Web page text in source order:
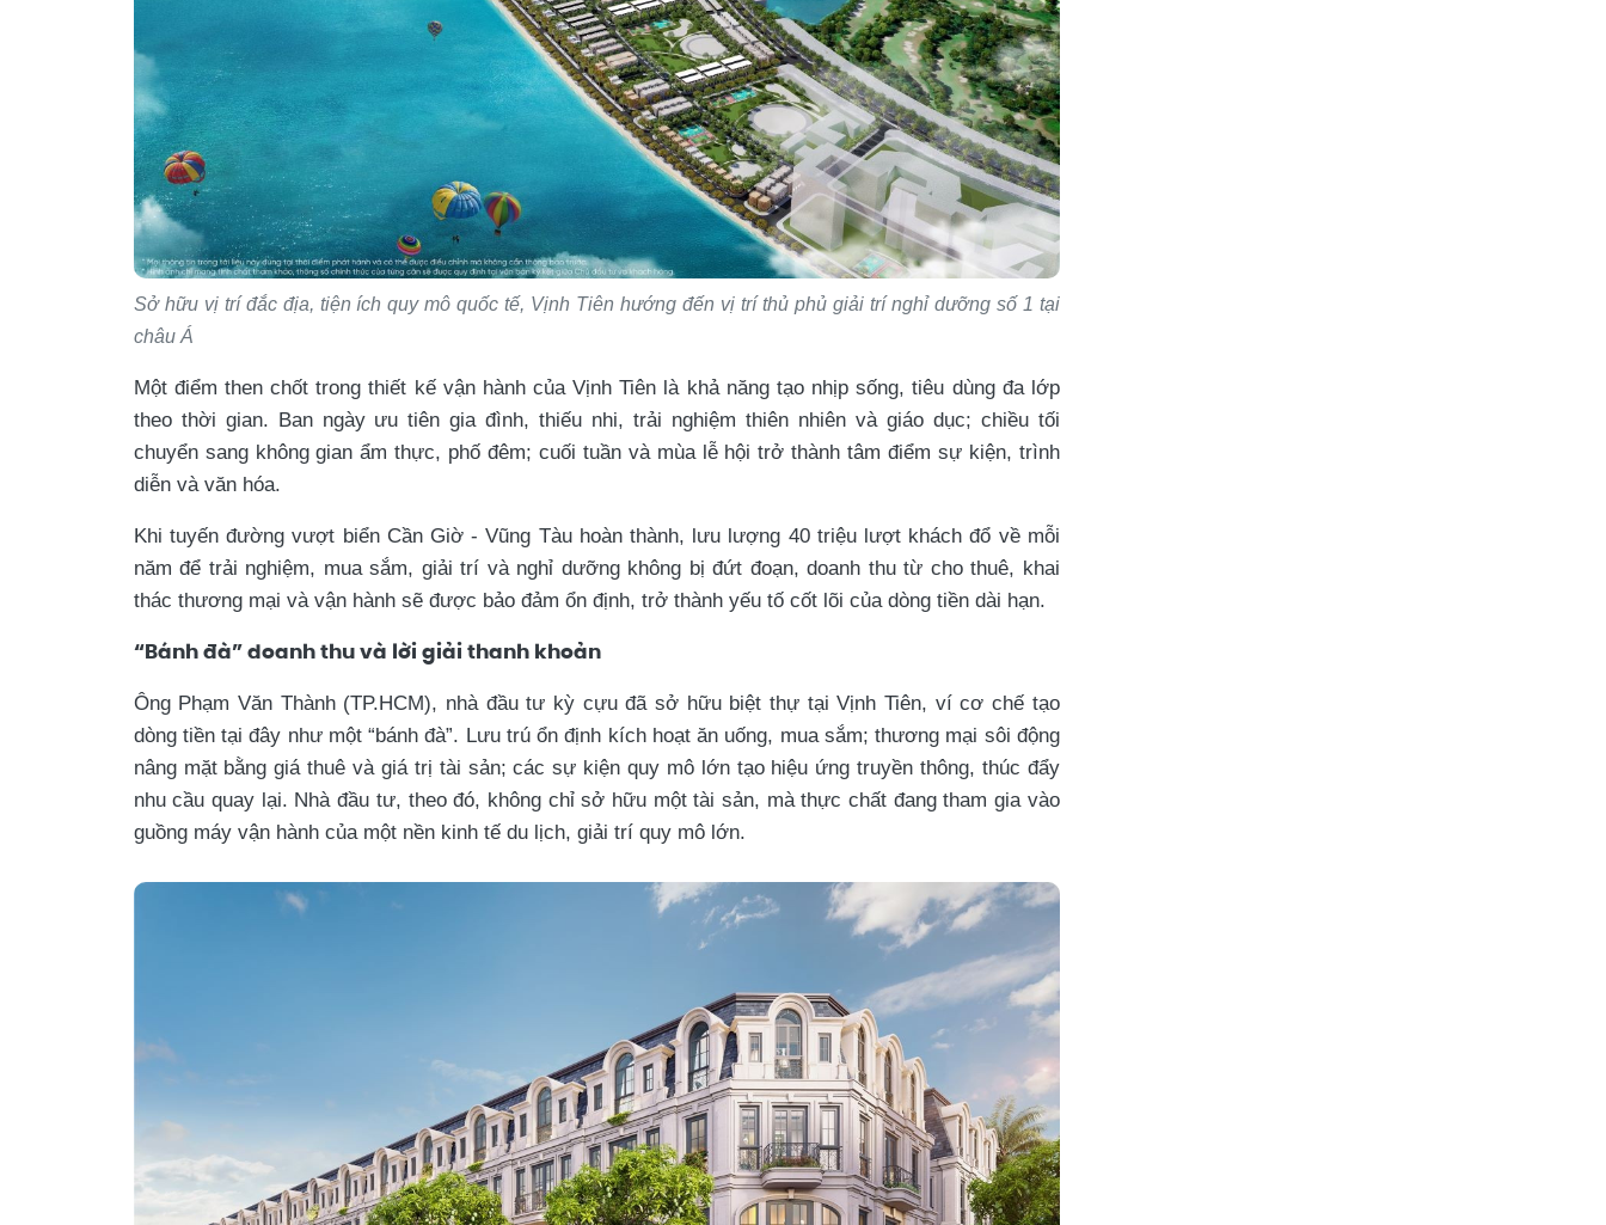
Sở hữu vị trí đắc địa, tiện ích quy mô quốc tế, Vịnh Tiên hướng đến vị trí thủ phủ giải trí nghỉ dưỡng số 1 tại
châu Á
Một điểm then chốt trong thiết kế vận hành của Vịnh Tiên là khả năng tạo nhịp sống, tiêu dùng đa lớp
theo thời gian. Ban ngày ưu tiên gia đình, thiếu nhi, trải nghiệm thiên nhiên và giáo dục; chiều tối
chuyển sang không gian ẩm thực, phố đêm; cuối tuần và mùa lễ hội trở thành tâm điểm sự kiện, trình
diễn và văn hóa.
Khi tuyến đường vượt biển Cần Giờ - Vũng Tàu hoàn thành, lưu lượng 40 triệu lượt khách đổ về mỗi
năm để trải nghiệm, mua sắm, giải trí và nghỉ dưỡng không bị đứt đoạn, doanh thu từ cho thuê, khai
thác thương mại và vận hành sẽ được bảo đảm ổn định, trở thành yếu tố cốt lõi của dòng tiền dài hạn.
“Bánh đà” doanh thu và lời giải thanh khoản
Ông Phạm Văn Thành (TP.HCM), nhà đầu tư kỳ cựu đã sở hữu biệt thự tại Vịnh Tiên, ví cơ chế tạo
dòng tiền tại đây như một “bánh đà”. Lưu trú ổn định kích hoạt ăn uống, mua sắm; thương mại sôi động
nâng mặt bằng giá thuê và giá trị tài sản; các sự kiện quy mô lớn tạo hiệu ứng truyền thông, thúc đẩy
nhu cầu quay lại. Nhà đầu tư, theo đó, không chỉ sở hữu một tài sản, mà thực chất đang tham gia vào
guồng máy vận hành của một nền kinh tế du lịch, giải trí quy mô lớn.